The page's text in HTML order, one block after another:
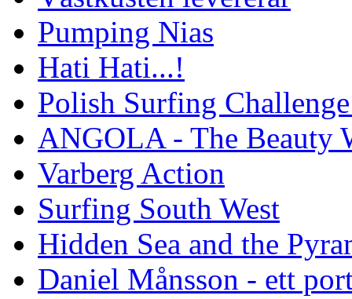
Pumping Nias
Hati Hati...!
Polish Surfing
ANGOLA - The Beauty
Varberg Action
Surfing South West
Hidden Sea and the
Daniel Månsson - ett